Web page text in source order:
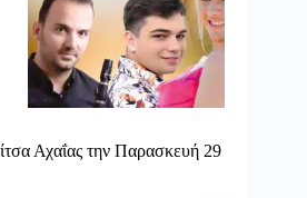
Αχαΐας την Παρασκευή 29